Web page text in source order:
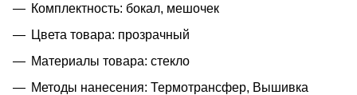
Комплектность: бокал, мешочек
Цвета товара: прозрачный
Материалы товара: стекло
Методы нанесения: Термотрансфер, Вышивка